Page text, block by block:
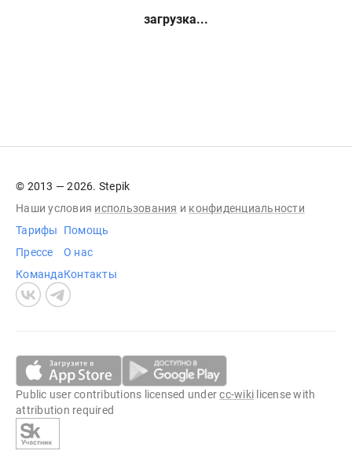
загрузка...
© 2013 — 2026. Stepik
Наши условия использования и конфиденциальности
Тарифы
Прессе
Команда
Помощь
О нас
Контакты
Public user contributions licensed undercc-wiki license with
attribution required